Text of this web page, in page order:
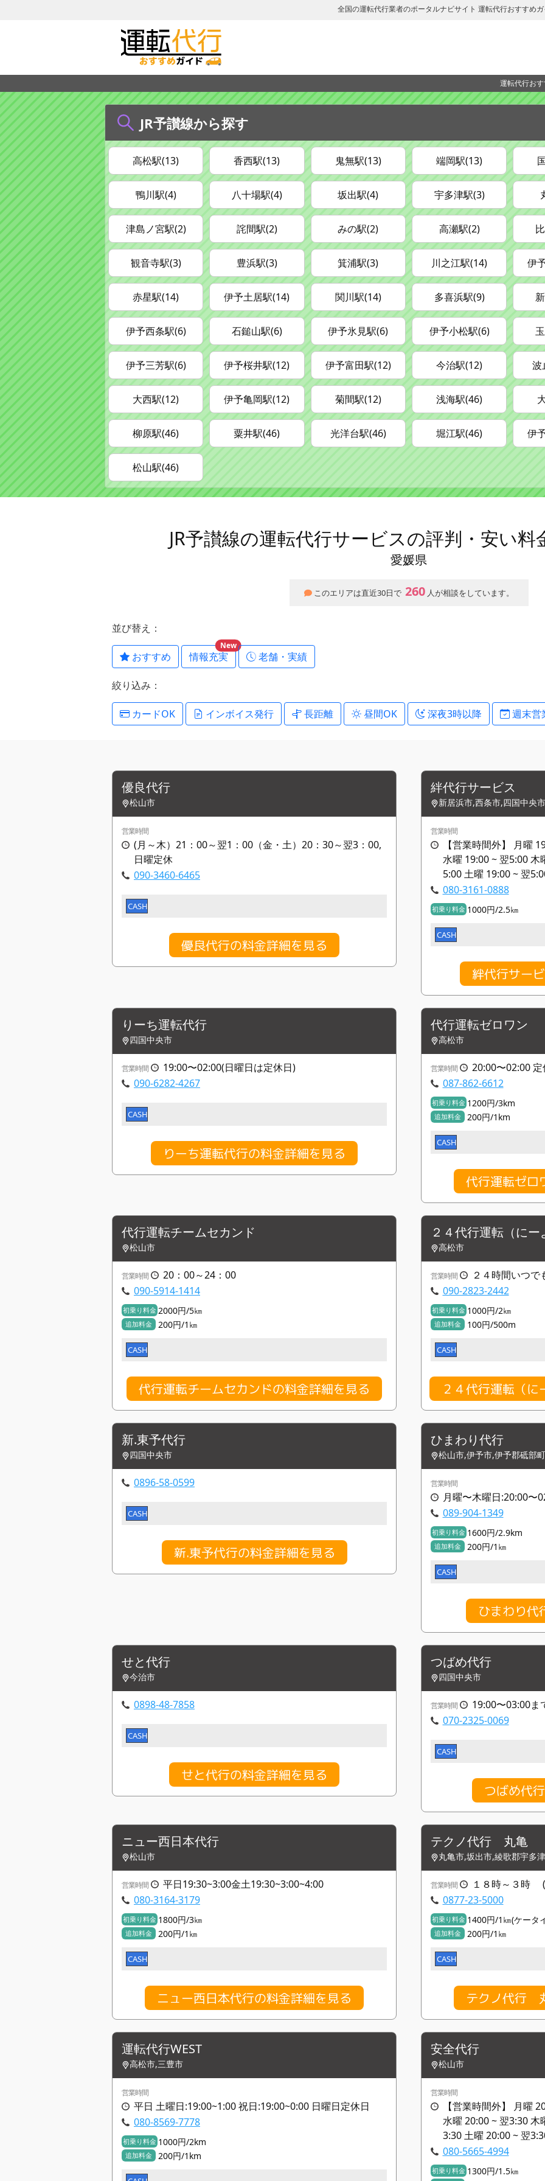
全国の運転代行業者のポータルナビサイト 運転代行おすすめ
運転代行お
JR予讃線から探す
高松駅(13) 香西駅(13) 鬼無駅(13) 端岡駅(13)
鴨川駅(4) 八十場駅(4) 坂出駅(4) 宇多津駅(3)
津島ノ宮駅(2) 詫間駅(2) みの駅(2) 高瀬駅(2)
観音寺駅(3) 豊浜駅(3) 箕浦駅(3) 川之江駅(14) 伊
赤星駅(14) 伊予土居駅(14) 関川駅(14) 多喜浜駅(9)
伊予西条駅(6) 石鎚山駅(6) 伊予氷見駅(6) 伊予小松駅(6)
伊予三芳駅(6) 伊予桜井駅(12) 伊予富田駅(12) 今治駅(12) 波
大西駅(12) 伊予亀岡駅(12) 菊間駅(12) 浅海駅(46)
柳原駅(46) 粟井駅(46) 光洋台駅(46) 堀江駅(46) 伊
松山駅(46)
JR予讃線の運転代行サービスの評判・安い
愛媛県
このエリアは直近30日で 260 人が相談をしています。
並び替え：
おすすめ 情報充実
New
老舗・実績
絞り込み：
カードOK インボイス発行 長距離 昼間OK 深夜3時以降 週末営
優良代行
松山市
営業時間
(月～木）21：00～翌1：00（金・土）20：30～翌3：00,
日曜定休
090-3460-6465
CASH
優良代行の料金詳細を見る
絆代行サービス
新居浜市,西条市,四国中央市
営業時間
【営業時間外】 月曜
水曜 19:00 ~ 翌5:00 木
5:00 土曜 19:00 ~ 翌
080-3161-0888
初乗り料金 1000円/2.5㎞
CASH
絆代行サー
りーち運転代行
四国中央市
営業時間
19:00〜02:00(日曜日は定休日)
090-6282-4267
CASH
りーち運転代行の料金詳細を見る
代行運転ゼロワン
高松市
営業時間
20:00〜02:00
087-862-6612
初乗り料金 1200円/3km
追加料金 200円/1km
CASH
代行運転ゼロ
代行運転チームセカンド
松山市
営業時間
20：00～24：00
090-5914-1414
初乗り料金 2000円/5㎞
追加料金 200円/1㎞
CASH
代行運転チームセカンドの料金詳細を見る
２４代行運転（にー
高松市
営業時間
２４時間いつで
090-2823-2442
初乗り料金 1000円/2㎞
追加料金 100円/500m
CASH
２４代行運転（
新.東予代行
四国中央市
0896-58-0599
CASH
新.東予代行の料金詳細を見る
ひまわり代行
松山市,伊予市,伊予郡砥部町
営業時間
月曜〜木曜日:20:00〜
089-904-1349
初乗り料金 1600円/2.9km
追加料金 200円/1㎞
CASH
ひまわり代
せと代行
今治市
0898-48-7858
CASH
せと代行の料金詳細を見る
つばめ代行
四国中央市
営業時間
19:00〜03:00ま
070-2325-0069
CASH
つばめ代
ニュー西日本代行
松山市
営業時間
平日19:30~3:00金土19:30~3:00~4:00
080-3164-3179
初乗り料金 1800円/3㎞
追加料金 200円/1㎞
CASH
ニュー西日本代行の料金詳細を見る
テクノ代行 丸亀
丸亀市,坂出市,綾歌郡宇多
営業時間
１８時～３時 (
0877-23-5000
初乗り料金 1400円/1㎞(ケータ
追加料金 200円/1㎞
CASH
テクノ代行
運転代行WEST
高松市,三豊市
営業時間
平日 土曜日:19:00~1:00 祝日:19:00~0:00 日曜日定休日
080-8569-7778
初乗り料金 1000円/2km
追加料金 200円/1km
安全代行
松山市
営業時間
【営業時間外】 月曜
水曜 20:00 ~ 翌3:30 木
3:30 土曜 20:00 ~ 翌
080-5665-4994
初乗り料金 1300円/1.5㎞